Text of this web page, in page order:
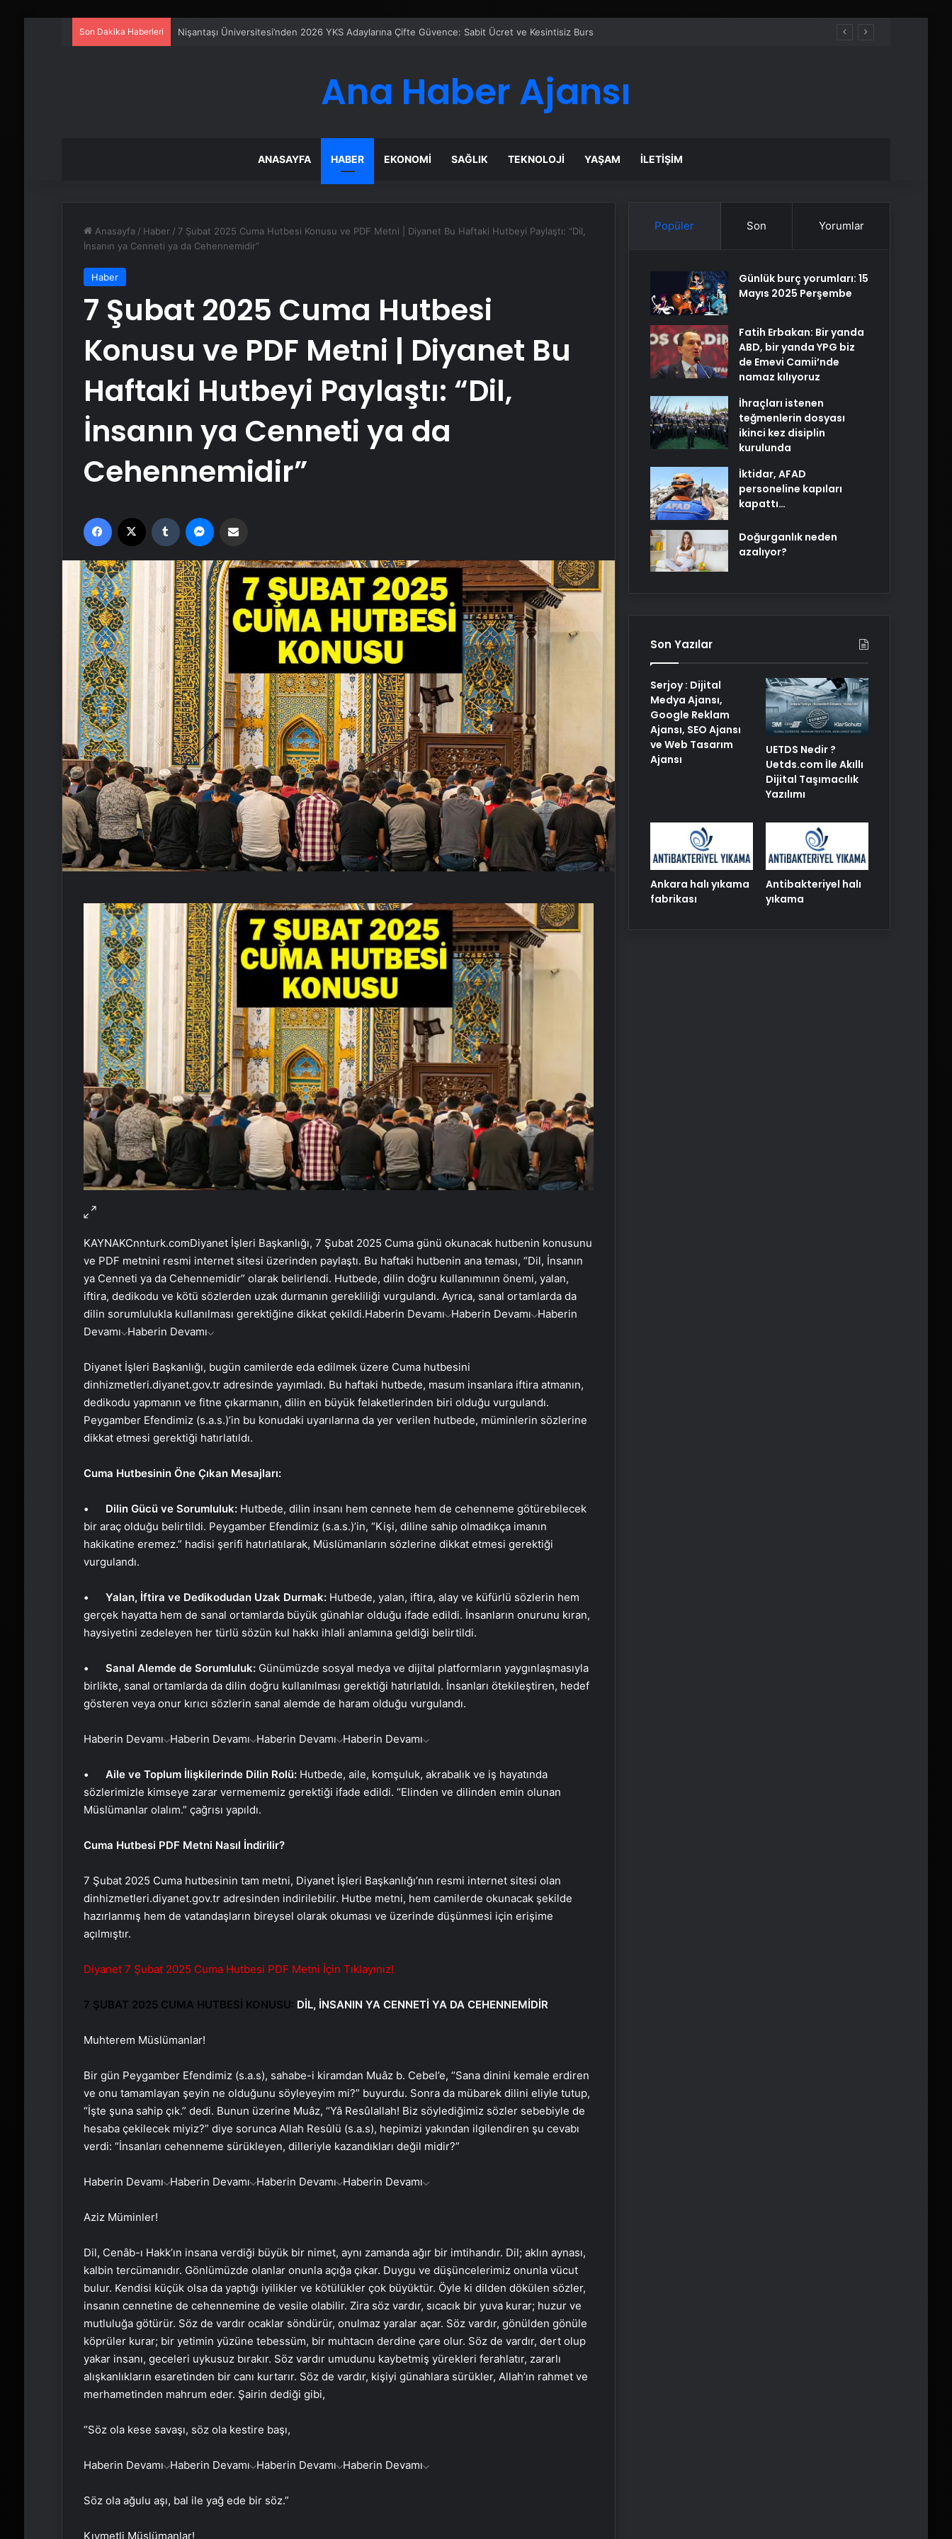
Son Dakika Haberleri Serjoy : Dijital Medya Ajansı, Google Reklam Ajansı, SEO Ajansı ve Web Tasarım Ajansı
Ana Haber Ajansı
ANASAYFA HABER EKONOMI SAĞLIK TEKNOLOJI YAŞAM İLETIŞIM
Anasayfa / Haber / 7 Şubat 2025 Cuma Hutbesi Konusu ve PDF Metni | Diyanet Bu Haftaki Hutbeyi Paylaştı: “Dil,
İnsanın ya Cenneti ya da Cehennemidir”
Haber
7 Şubat 2025 Cuma Hutbesi
Konusu ve PDF Metni | Diyanet Bu
Haftaki Hutbeyi Paylaştı: “Dil,
İnsanın ya Cenneti ya da
Cehennemidir”
Facebook Tumblr
KAYNAKCnnturk.comDiyanet İşleri Başkanlığı, 7 Şubat 2025 Cuma günü okunacak hutbenin konusunu
ve PDF metnini resmi internet sitesi üzerinden paylaştı. Bu haftaki hutbenin ana teması, “Dil, İnsanın
ya Cenneti ya da Cehennemidir” olarak belirlendi. Hutbede, dilin doğru kullanımının önemi, yalan,
iftira, dedikodu ve kötü sözlerden uzak durmanın gerekliliği vurgulandı. Ayrıca, sanal ortamlarda da
dilin sorumlulukla kullanılması gerektiğine dikkat çekildi.Haberin Devamı Haberin Devamı Haberin
Devamı Haberin Devamı
Diyanet İşleri Başkanlığı, bugün camilerde eda edilmek üzere Cuma hutbesini
dinhizmetleri.diyanet.gov.tr adresinde yayımladı. Bu haftaki hutbede, masum insanlara iftira atmanın,
dedikodu yapmanın ve fitne çıkarmanın, dilin en büyük felaketlerinden biri olduğu vurgulandı.
Peygamber Efendimiz (s.a.s.)’in bu konudaki uyarılarına da yer verilen hutbede, müminlerin sözlerine
dikkat etmesi gerektiği hatırlatıldı.
Cuma Hutbesinin Öne Çıkan Mesajları:
• Dilin Gücü ve Sorumluluk:Hutbede, dilin insanı hem cennete hem de cehenneme götürebilecek
bir araç olduğu belirtildi. Peygamber Efendimiz (s.a.s.)’in, “Kişi, diline sahip olmadıkça imanın
hakikatine eremez.” hadisi şerifi hatırlatılarak, Müslümanların sözlerine dikkat etmesi gerektiği
vurgulandı.
• Yalan, İftira ve Dedikodudan Uzak Durmak:Hutbede, yalan, iftira, alay ve küfürlü sözlerin hem
gerçek hayatta hem de sanal ortamlarda büyük günahlar olduğu ifade edildi. İnsanların onurunu kıran,
haysiyetini zedeleyen her türlü sözün kul hakkı ihlali anlamına geldiği belirtildi.
• Sanal Alemde de Sorumluluk:Günümüzde sosyal medya ve dijital platformların yaygınlaşmasıyla
birlikte, sanal ortamlarda da dilin doğru kullanılması gerektiği hatırlatıldı. İnsanları ötekileştiren, hedef
gösteren veya onur kırıcı sözlerin sanal alemde de haram olduğu vurgulandı.
Haberin Devamı Haberin Devamı Haberin Devamı Haberin Devamı
• Aile ve Toplum İlişkilerinde Dilin Rolü:Hutbede, aile, komşuluk, akrabalık ve iş hayatında
sözlerimizle kimseye zarar vermememiz gerektiği ifade edildi. “Elinden ve dilinden emin olunan
Müslümanlar olalım.” çağrısı yapıldı.
Cuma Hutbesi PDF Metni Nasıl İndirilir?
7 Şubat 2025 Cuma hutbesinin tam metni, Diyanet İşleri Başkanlığı’nın resmi internet sitesi olan
dinhizmetleri.diyanet.gov.tr adresinden indirilebilir. Hutbe metni, hem camilerde okunacak şekilde
hazırlanmış hem de vatandaşların bireysel olarak okuması ve üzerinde düşünmesi için erişime
açılmıştır.
Diyanet 7 Şubat 2025 Cuma Hutbesi PDF Metni İçin Tıklayınız!
7 ŞUBAT 2025 CUMA HUTBESİ KONUSU: DİL, İNSANIN YA CENNETİ YA DA CEHENNEMİDİR
Muhterem Müslümanlar!
Bir gün Peygamber Efendimiz (s.a.s), sahabe-i kiramdan Muâz b. Cebel’e, “Sana dinini kemale erdiren
ve onu tamamlayan şeyin ne olduğunu söyleyeyim mi?” buyurdu. Sonra da mübarek dilini eliyle tutup,
“İşte şuna sahip çık.” dedi. Bunun üzerine Muâz, “Yâ Resûlallah! Biz söylediğimiz sözler sebebiyle de
hesaba çekilecek miyiz?” diye sorunca Allah Resûlü (s.a.s), hepimizi yakından ilgilendiren şu cevabı
verdi: “İnsanları cehenneme sürükleyen, dilleriyle kazandıkları değil midir?”
Haberin Devamı Haberin Devamı Haberin Devamı Haberin Devamı
Aziz Müminler!
Dil, Cenâb-ı Hakk’ın insana verdiği büyük bir nimet, aynı zamanda ağır bir imtihandır. Dil; aklın aynası,
kalbin tercümanıdır. Gönlümüzde olanlar onunla açığa çıkar. Duygu ve düşüncelerimiz onunla vücut
bulur. Kendisi küçük olsa da yaptığı iyilikler ve kötülükler çok büyüktür. Öyle ki dilden dökülen sözler,
insanın cennetine de cehennemine de vesile olabilir. Zira söz vardır, sıcacık bir yuva kurar; huzur ve
mutluluğa götürür. Söz de vardır ocaklar söndürür, onulmaz yaralar açar. Söz vardır, gönülden gönüle
köprüler kurar; bir yetimin yüzüne tebessüm, bir muhtacın derdine çare olur. Söz de vardır, dert olup
yakar insanı, geceleri uykusuz bırakır. Söz vardır umudunu kaybetmiş yürekleri ferahlatır, zararlı
alışkanlıkların esaretinden bir canı kurtarır. Söz de vardır, kişiyi günahlara sürükler, Allah’ın rahmet ve
merhametinden mahrum eder. Şairin dediği gibi,
“Söz ola kese savaşı, söz ola kestire başı,
Haberin Devamı Haberin Devamı Haberin Devamı Haberin Devamı
Söz ola ağulu aşı, bal ile yağ ede bir söz.”
Kıymetli Müslümanlar!
Popüler Son Yorumlar
Günlük burç yorumları: 15
Mayıs 2025 Perşembe
Fatih Erbakan: Bir yanda
ABD, bir yanda YPG biz
de Emevi Camii’nde
namaz kılıyoruz
İhraçları istenen
teğmenlerin dosyası
ikinci kez disiplin
kurulunda
İktidar, AFAD
personeline kapıları
kapattı…
Doğurganlık neden
azalıyor?
Son Yazılar
Serjoy : Dijital
Medya Ajansı,
Google Reklam
Ajansı, SEO Ajansı
ve Web Tasarım
Ajansı
UETDS Nedir ?
Uetds.com İle Akıllı
Dijital Taşımacılık
Yazılımı
Ankara halı yıkama
fabrikası
Antibakteriyel halı
yıkama